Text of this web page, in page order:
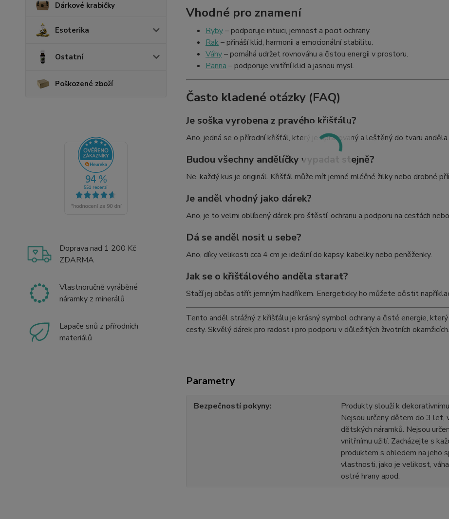
Dárkové krabičky
Esoterika
Ostatní
Poškozené zboží
Doprava nad 1 200 Kč
ZDARMA
Vlastnoručně vyráběné
náramky z minerálů
Lapače snů z přírodních
materiálů
Vhodné pro znamení
Ryby– podporuje intuici, jemnost a pocit ochrany.
Rak – přináší klid, harmonii a emocionální stabilitu.
Váhy– pomáhá udržet rovnováhu a čistou energii v prostoru.
Panna – podporuje vnitřní klid a jasnou mysl.
Často kladené otázky (FAQ)
Je soška vyrobena z pravého křišťálu?
Ano, jedná se o přírodní křišťál, který je opracovaný a leštěný do tvaru anděla.
Budou všechny andělíčky vypadat stejně?
Ne, každý kus je originál. Křišťál může mít jemné mléčné žilky nebo drobné
Je anděl vhodný jako dárek?
Ano, je to velmi oblíbený dárek pro štěstí, ochranu a podporu na cestách
Dá se anděl nosit u sebe?
Ano, díky velikosti cca 4 cm je ideální do kapsy, kabelky nebo peněženky.
Jak se o křišťálového anděla starat?
Stačí jej občas otřít jemným hadříkem. Energeticky ho můžete očistit
Tento anděl strážný z křišťálu je krásný symbol ochrany a čisté energie,
cesty. Skvělý dárek pro radost i pro podporu v důležitých životních okamžicích.
Parametry
Bezpečností pokyny
Produkty slouží k
Nejsou určeny dětem do 3 let,
dětských náramků. Nejsou
vnitřnímu užití. Zacházejte s
produktem s ohledem na jeho
vlastnosti, jako je velikost,
ostré hrany apod.